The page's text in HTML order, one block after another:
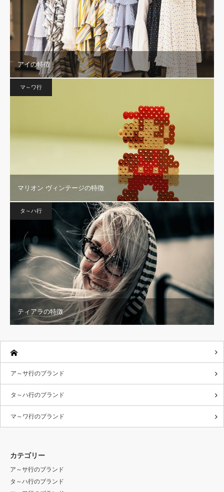
アイの特徴
マ～ワ行
マリオン ヴィンテージの特徴
タ～ハ行
ティアラの特徴
ア～サ行のブランド
タ～ハ行のブランド
マ～ワ行のブランド
カテゴリー
ア～サ行のブランド
タ～ハ行のブランド